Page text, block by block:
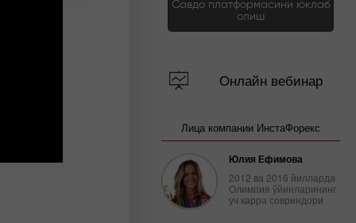
Савдо платформасини юклаб
олиш
Онлайн вебинар
Лица компании ИнстаФорекс
Юлия Ефимова
2012 ва 2016 йилларда
Олимпия ўйинларининг
уч карра совриндори